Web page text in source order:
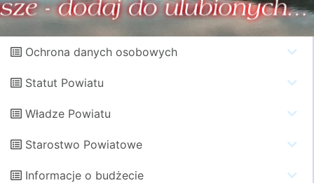
Ochrona danych osobowych
Statut Powiatu
Władze Powiatu
Starostwo Powiatowe
Informacje o budżecie